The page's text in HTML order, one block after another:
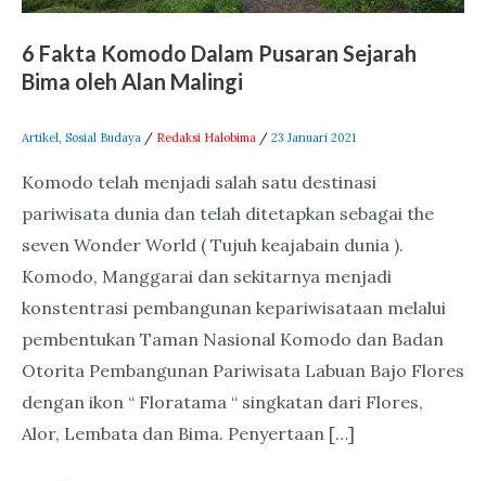
6 Fakta Komodo Dalam Pusaran Sejarah
Bima oleh Alan Malingi
Artikel, Sosial Budaya / Redaksi Halobima / 23 Januari 2021
Komodo telah menjadi salah satu destinasi
pariwisata dunia dan telah ditetapkan sebagai the
seven Wonder World ( Tujuh keajabain dunia ).
Komodo, Manggarai dan sekitarnya menjadi
konstentrasi pembangunan kepariwisataan melalui
pembentukan Taman Nasional Komodo dan Badan
Otorita Pembangunan Pariwisata Labuan Bajo Flores
dengan ikon “ Floratama “ singkatan dari Flores,
Alor, Lembata dan Bima. Penyertaan […]
Malingi